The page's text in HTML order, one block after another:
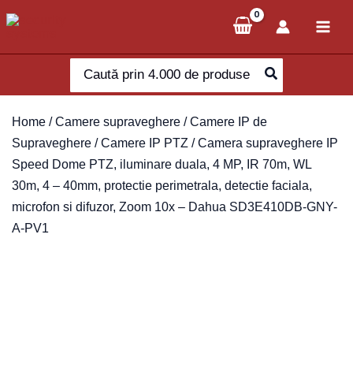
Skip
to
content
for:
Home /Camere supraveghere /Camere IP de
Supraveghere /Camere IP PTZ / Camera supraveghere IP
Speed Dome PTZ, iluminare duala, 4 MP, IR 70m, WL
30m, 4 – 40mm, protectie perimetrala, detectie faciala,
microfon si difuzor, Zoom 10x – Dahua SD3E410DB-GNY-
A-PV1